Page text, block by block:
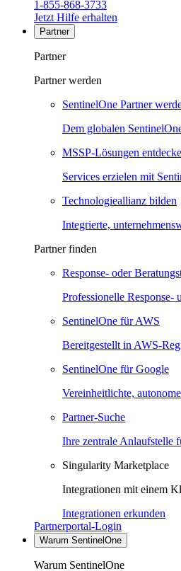
1-855-868-3733
Jetzt Hilfe erhalten
Partner
Partner
Partner werden
SentinelOne Partner
Dem globalen
MSSP-Lösungen
Services erzielen mit
Technologieallianz bilden
Integrierte,
Partner finden
Response- oder
Professionelle Response-
SentinelOne für AWS
Bereitgestellt in AWS-
SentinelOne für Google
Vereinheitlichte,
Partner-Suche
Ihre zentrale Anlaufstelle
Singularity Marketplace
Integrationen mit einem
Integrationen erkunden
Partnerportal-Login
Warum SentinelOne
Warum SentinelOne